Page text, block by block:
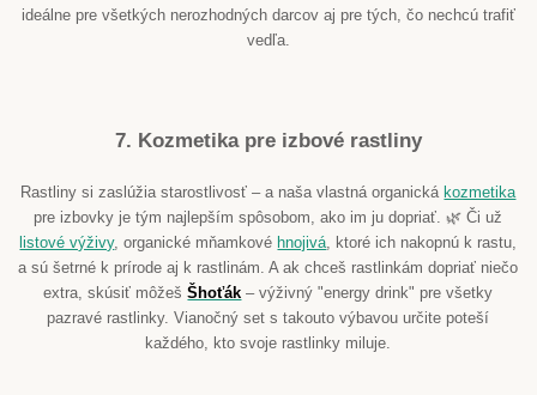
ideálne pre všetkých nerozhodných darcov aj pre tých, čo nechcú trafiť
vedľa.
7. Kozmetika pre izbové rastliny
Rastliny si zaslúžia starostlivosť – a naša vlastná organická kozmetika
pre izbovky je tým najlepším spôsobom, ako im ju dopriať. 🌿 Či už
listové výživy, organické mňamkové hnojivá, ktoré ich nakopnú k rastu,
a sú šetrné k prírode aj k rastlinám. A ak chceš rastlinkám dopriať niečo
extra, skúsiť môžešŠhoťák – výživný "energy drink" pre všetky
pazravé rastlinky. Vianočný set s takouto výbavou určite poteší
každého, kto svoje rastlinky miluje.